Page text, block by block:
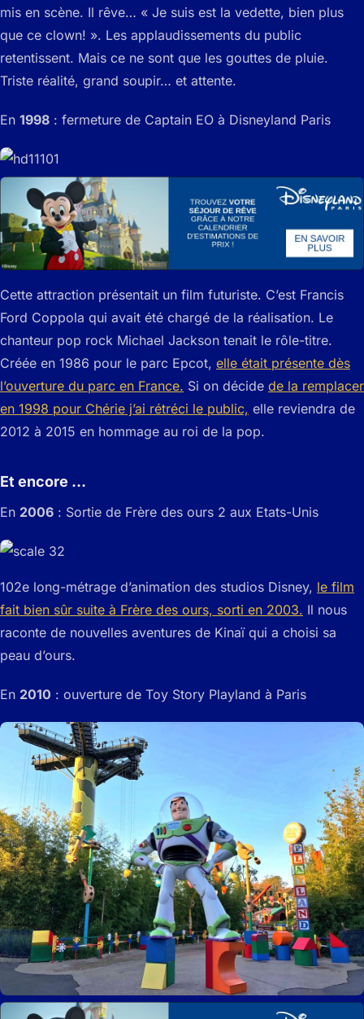
mis en scène. Il rêve… « Je suis est la vedette, bien plus
que ce clown! ». Les applaudissements du public
retentissent. Mais ce ne sont que les gouttes de pluie.
Triste réalité, grand soupir… et attente.
En 1998 : fermeture de Captain EO à Disneyland Paris
Cette attraction présentait un film futuriste. C’est Francis
Ford Coppola qui avait été chargé de la réalisation. Le
chanteur pop rock Michael Jackson tenait le rôle-titre.
Créée en 1986 pour le parc Epcot, elle était présente dès
l’ouverture du parc en France. Si on décide de la remplacer
en 1998 pour Chérie j’ai rétréci le public, elle reviendra de
2012 à 2015 en hommage au roi de la pop.
Et encore …
En 2006 : Sortie de Frère des ours 2 aux Etats-Unis
102e long-métrage d’animation des studios Disney, le film
fait bien sûr suite à Frère des ours, sorti en 2003. Il nous
raconte de nouvelles aventures de Kinaï qui a choisi sa
peau d’ours.
En 2010 : ouverture de Toy Story Playland à Paris